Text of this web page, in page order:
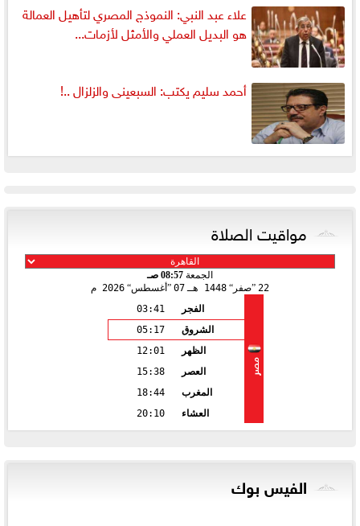
علاء عبد النبي: النموذج المصري لتأهيل العمالة
هو البديل العملي والأمثل لأزمات...
أحمد سليم يكتب: السبعينى والزلزال ..!
مواقيت الصلاة
الجمعة 08:57 صـ
22
صفر 1448 هـ 07 أغسطس 2026 م
مصر
الفجر
03:41
الشروق
05:17
الظهر
12:01
العصر
15:38
المغرب
18:44
العشاء
20:10
الفيس بوك